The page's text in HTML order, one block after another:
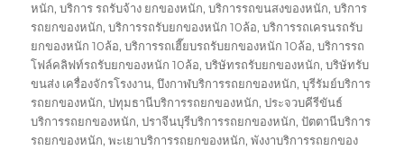
หนัก,บริการ รถรับจ้าง ยกของหนัก,บริการรถขนสงของหนัก,บริการ
รถยกของหนัก,บริการรถรับยกของหนัก 10ล้อ,บริการรถเครนรถรับ
ยกของหนัก 10ล้อ,บริการรถเฮี๊ยบรถรับยกของหนัก 10ล้อ,บริการรถ
โฟล์คลิฟท์รถรับยกของหนัก 10ล้อ,บริษัทรถรับยกของหนัก,บริษัทรับ
ขนส่ง เครื่องจักรโรงงาน,บึงกาฬบริการรถยกของหนัก,บุรีรัมย์บริการ
รถยกของหนัก,ปทุมธานีบริการรถยกของหนัก,ประจวบคีรีขันธ์
บริการรถยกของหนัก,ปราจีนบุรีบริการรถยกของหนัก,ปัตตานีบริการ
รถยกของหนัก,พะเยาบริการรถยกของหนัก,พังงาบริการรถยกของ